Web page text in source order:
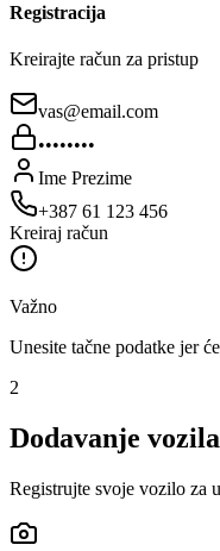
Registracija
Kreirajte račun za pristup
vas@email.com
••••••••
Ime Prezime
+387 61 123 456
Kreiraj račun
Važno
Unesite tačne podatke jer
2
Dodavanje vozila
Registrujte svoje vozilo za